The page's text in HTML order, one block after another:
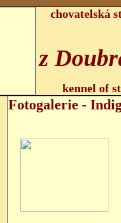
chovatelská
z
kennel of
Fotogalerie -